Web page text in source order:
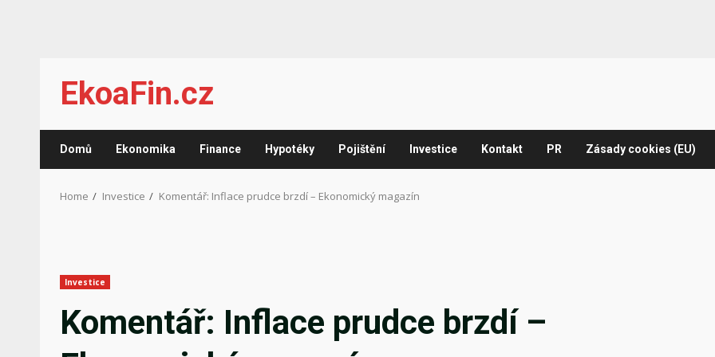
content
EkoaFin.cz
Domů Ekonomika Finance Hypotéky Pojištění Investice Kontakt PR Zásady cookies (EU)
Home Investice Komentář: Inflace prudce brzdí – Ekonomický magazín
Investice
Komentář: Inflace prudce brzdí –